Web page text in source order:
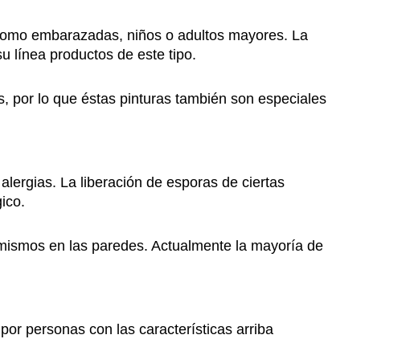
embarazadas, niños o adultos mayores. La
línea productos de este tipo.
por lo que éstas pinturas también son especiales
La liberación de esporas de ciertas
en las paredes. Actualmente la mayoría de
personas con las características arriba